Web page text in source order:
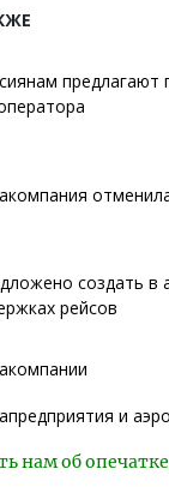
предлагают
создать в
рейсов
и
нам об